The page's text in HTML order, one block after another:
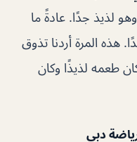
المفضل لـ Chicken Charcoal وهو لذيذ جدًا. عادةً ما
هذه المرة أردنا تذوق
طعمه لذيذًا وكان
دبي